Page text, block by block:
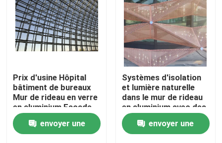
Produits
Au sujet de nous
Prix d'usine Hôpital
bâtiment de bureaux
Mur de rideau en verre
en aluminium Façade
libre
envoyer une
Systèmes d'isolation
et lumière naturelle
dans le mur de rideau
en aluminium avec des
technologies de verre
avancéesenvoyer une